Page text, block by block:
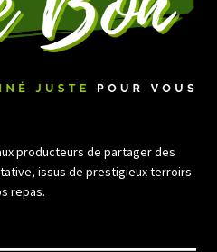
producteurs de partager des
issus de prestigieux terroirs
repas.